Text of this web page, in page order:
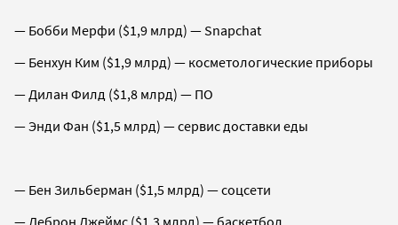
— Бобби Мерфи ($1,9 млрд) — Snapchat
— Бенхун Ким ($1,9 млрд) — косметологические приборы
— Дилан Филд ($1,8 млрд) — ПО
— Энди Фан ($1,5 млрд) — сервис доставки еды
— Бен Зильберман ($1,5 млрд) — соцсети
— Леброн Джеймс ($1,3 млрд) — баскетбол